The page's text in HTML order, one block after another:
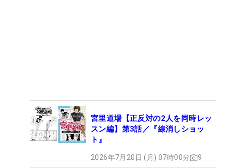
宮里道場【正反対の2人を同時レッ
スン編】第3話／『線消しショッ
ト』
2026年7月20日 (月) 07時00分 9